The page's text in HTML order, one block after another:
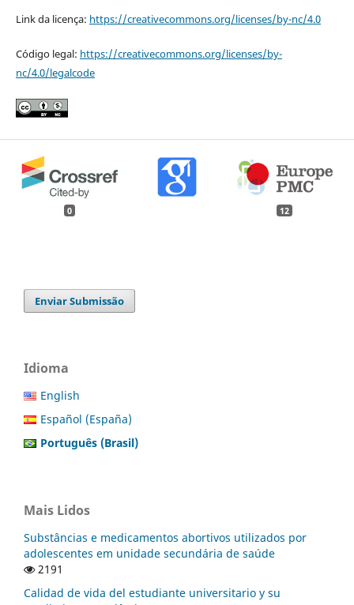
Link da licença: https://creativecommons.org/licenses/by-nc/4.0
Código legal: https://creativecommons.org/licenses/by-
nc/4.0/legalcode
0 12
Enviar Submissão
Idioma
English
Español (España)
Português (Brasil)
Mais Lidos
Substâncias e medicamentos abortivos utilizados por
adolescentes em unidade secundária de saúde
2191
Calidad de vida del estudiante universitario y su